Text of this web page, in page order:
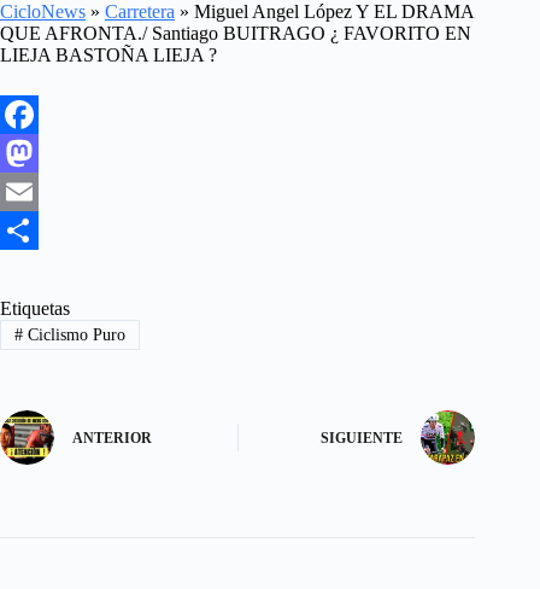
CicloNews » Carretera » Miguel Angel López Y EL DRAMA
QUE AFRONTA./ Santiago BUITRAGO ¿ FAVORITO EN
LIEJA BASTOÑA LIEJA ?
F
a
c
b
o
k
M
a
t
o
o
n
E
a
i
h
a
e
Etiquetas
#Ciclismo Puro
ANTERIOR SIGUIENTE